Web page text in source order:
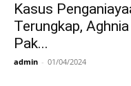
Kasus
Terungkap,
Pak...
admin - 01/04/2024